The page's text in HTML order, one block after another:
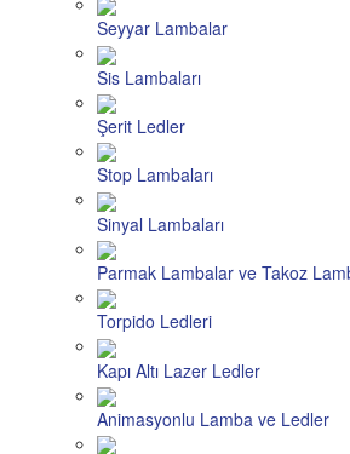
Seyyar Lambalar
Sis Lambaları
Şerit Ledler
Stop Lambaları
Sinyal Lambaları
Parmak Lambalar ve Takoz
Torpido Ledleri
Kapı Altı Lazer Ledler
Animasyonlu Lamba ve Ledler